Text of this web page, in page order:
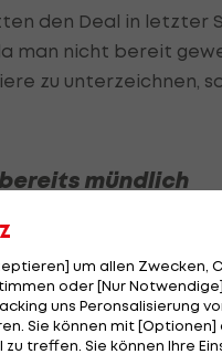
den Deal in letzter
man nicht bereit
zu unterzeichnen,
mündlich
zwischen den
Vereinbarung
sich daraufhin in
Klubs ab.
um allen Zwecken,
oder [Nur Notwendige]
uns Peronsalisierung
Sie können mit [Optionen]
zu treffen. Sie können Ihre